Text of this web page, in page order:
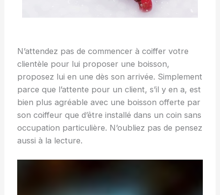
N’attendez pas de commencer à coiffer votre
clientèle pour lui proposer une boisson,
proposez lui en une dès son arrivée. Simplement
parce que l’attente pour un client, s’il y en a, est
bien plus agréable avec une boisson offerte par
son coiffeur que d’être installé dans un coin sans
occupation particulière. N’oubliez pas de pensez
aussi à la lecture.